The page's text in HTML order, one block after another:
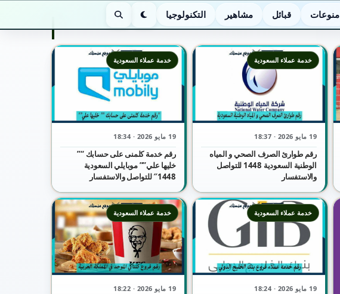
منوعات قبائل مشاهير التكنولوجيا الوضع الليلي
بحث
19 مايو 2026 · 18:37
رقم طوارئ الصرف الصحي و المياه
الوطنية السعودية 1448 للتواصل
والاستفسار
خدمة عملاء السعودية
19 مايو 2026 · 18:34
رقم خدمة كلمنى على حسابك “”
خليها علي”” موبايلي السعودية
1448″ للتواصل والاستفسار
خدمة عملاء السعودية
19 مايو 2026 · 18:24
خدمة عملاء السعودية
19 مايو 2026 · 18:22
خدمة عملاء السعودية